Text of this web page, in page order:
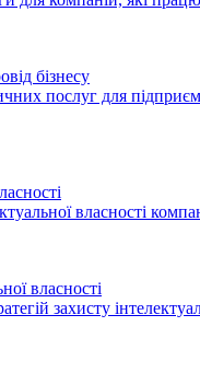
бізнесу
послуг для
власності
власності
захисту